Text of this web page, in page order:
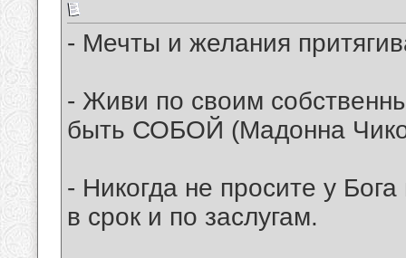
- Мечты и желания
- Живи по своим
быть СОБОЙ (Мадонна
- Никогда не просите у
в срок и по заслугам.